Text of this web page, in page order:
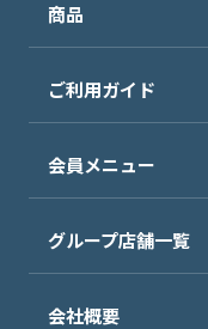
商品
ご利用ガイド
会員メニュー
グループ店舗一覧
会社概要